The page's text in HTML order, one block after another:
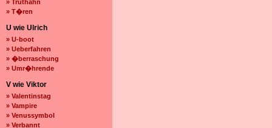
» Truthahn
» T�ren
U wie Ulrich
» U-boot
» Ueberfahren
» �berraschung
» Umr�hrende
V wie Viktor
» Valentinstag
» Vampire
» Venussymbol
» Verbannt